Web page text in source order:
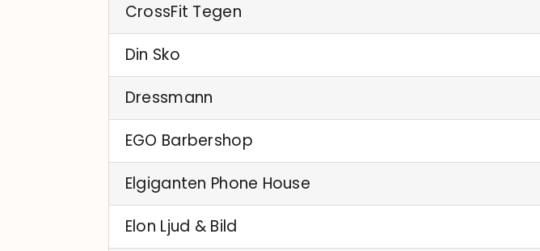
CrossFit Tegen
Din Sko
Dressmann
EGO Barbershop
Elgiganten Phone House
Elon Ljud & Bild